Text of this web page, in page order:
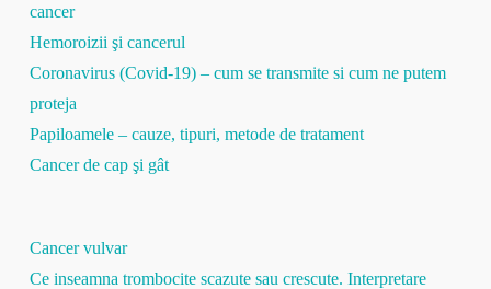
cancer
Hemoroizii şi cancerul
Coronavirus (Covid-19) – cum se transmite si cum ne putem
proteja
Papiloamele – cauze, tipuri, metode de tratament
Cancer de cap şi gât
Cancer vulvar
Ce inseamna trombocite scazute sau crescute. Interpretare